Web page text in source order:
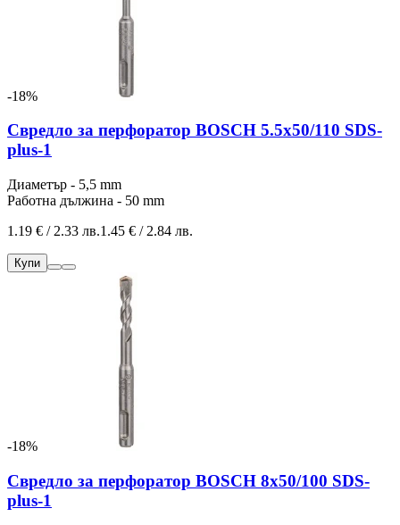
-18%
Свредло за перфоратор BOSCH 5.5x50/110 SDS-
plus-1
Диаметър - 5,5 mm
Работна дължина - 50 mm
1.19 € / 2.33 лв.1.45 € / 2.84 лв.
Купи
-18%
Свредло за перфоратор BOSCH 8x50/100 SDS-
plus-1